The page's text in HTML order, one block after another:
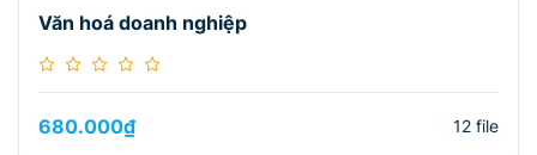
Văn hoá doanh nghiệp
680.000₫ 12 file